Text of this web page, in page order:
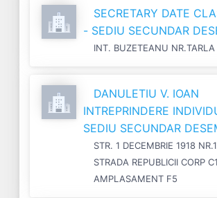
SECRETARY DATE
- SEDIU SECUNDAR
INT. BUZETEANU NR.TARLA
DANULETIU V. IOAN
INTREPRINDERE
SEDIU SECUNDAR
STR. 1 DECEMBRIE 1918
STRADA REPUBLICII CORP C1
AMPLASAMENT F5